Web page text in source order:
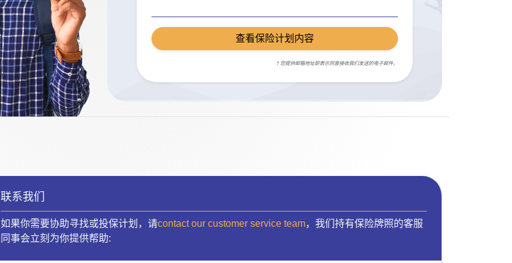
查看保险计划内容
† 您提供邮箱地址即表示同意接收我们发送的电子邮件。
联系我们
如果你需要协助寻找或投保计划，请contact our customer service team，我们持有保险牌照的客服
同事会立刻为你提供帮助: